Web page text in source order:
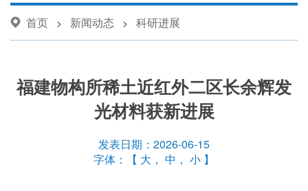
首页 > 新闻动态 > 科研进展
福建物构所稀土近红外二区长余辉发
光材料获新进展
发表日期：2026-06-15
字体：【 大 ， 中 ， 小 】